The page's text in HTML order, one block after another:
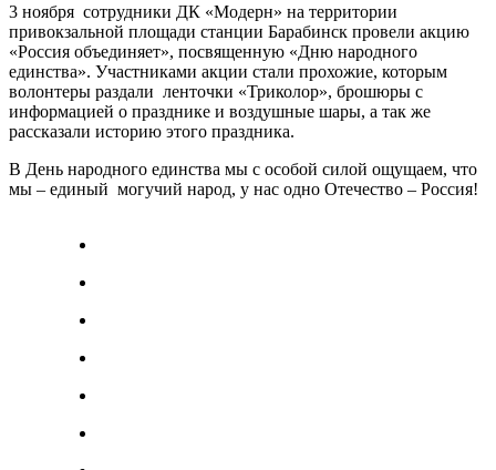
3 ноября сотрудники ДК «Модерн» на территории
привокзальной площади станции Барабинск провели акцию
«Россия объединяет», посвященную «Дню народного
единства». Участниками акции стали прохожие, которым
волонтеры раздали ленточки «Триколор», брошюры с
информацией о празднике и воздушные шары, а так же
рассказали историю этого праздника.
В День народного единства мы с особой силой ощущаем, что
мы – единый могучий народ, у нас одно Отечество – Россия!